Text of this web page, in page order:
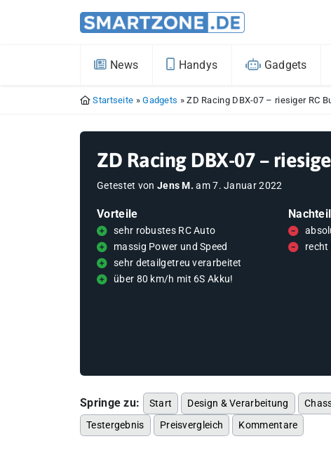
News Handys Gadgets
Startseite »Gadgets »ZD Racing DBX-07 – riesiger RC
ZD Racing DBX-07 –
Getestet von Jens M. am7. Januar 2022
Vorteile
sehr robustes RC Auto
massig Power und Speed
sehr detailgetreu verarbeitet
über 80 km/h mit 6S Akku!
recht
Springe zu: Start Design & Verarbeitung
Testergebnis
Preisvergleich Kommentare